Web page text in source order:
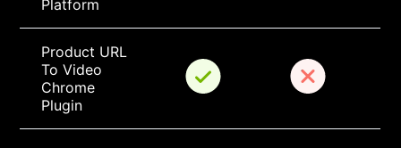
Platform
Product URL
To Video
Chrome
Plugin